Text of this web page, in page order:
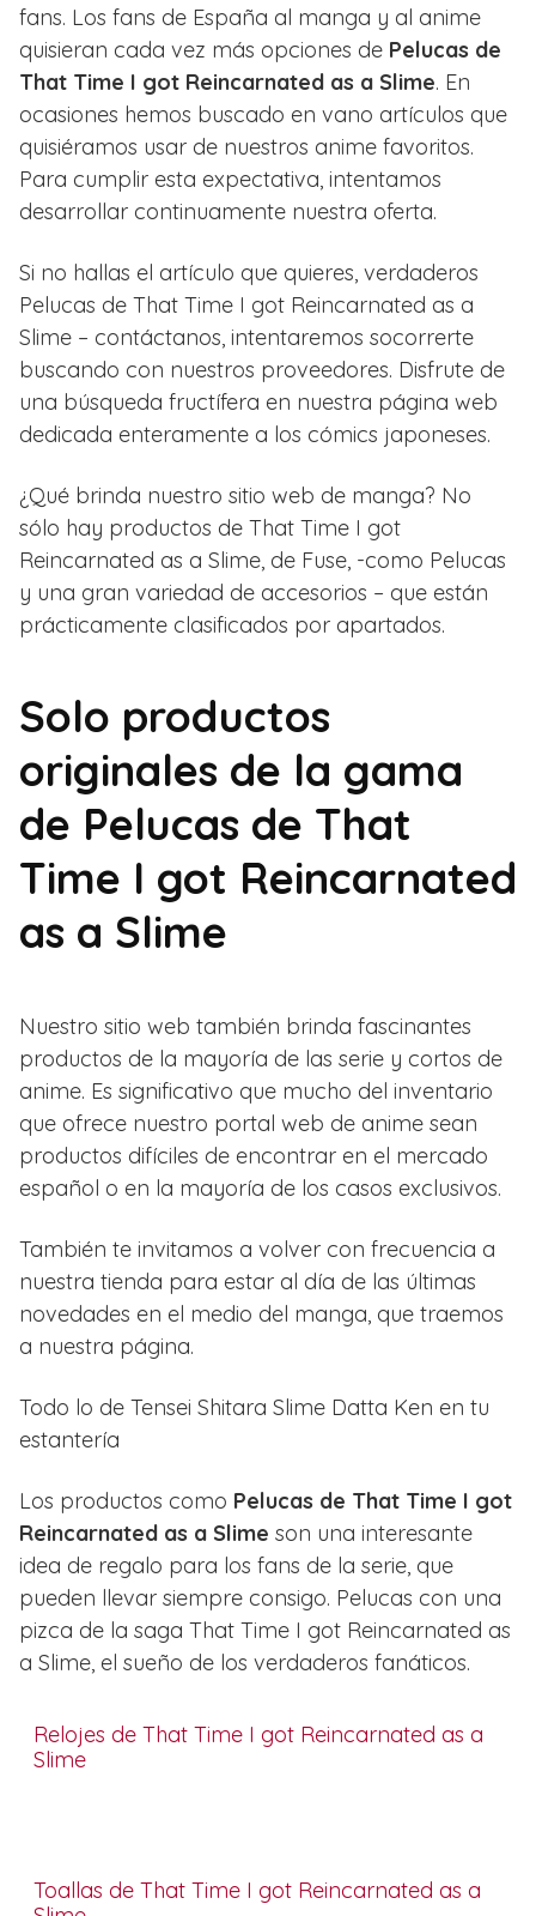
fans. Los fans de España al manga y al anime
quisieran cada vez más opciones de Pelucas de
That Time I got Reincarnated as a Slime. En
ocasiones hemos buscado en vano artículos que
quisiéramos usar de nuestros anime favoritos.
Para cumplir esta expectativa, intentamos
desarrollar continuamente nuestra oferta.
Si no hallas el artículo que quieres, verdaderos
Pelucas de That Time I got Reincarnated as a
Slime – contáctanos, intentaremos socorrerte
buscando con nuestros proveedores. Disfrute de
una búsqueda fructífera en nuestra página web
dedicada enteramente a los cómics japoneses.
¿Qué brinda nuestro sitio web de manga? No
sólo hay productos de That Time I got
Reincarnated as a Slime, de Fuse, -como Pelucas
y una gran variedad de accesorios – que están
prácticamente clasificados por apartados.
Solo productos
originales de la gama
de Pelucas de That
Time I got Reincarnated
as a Slime
Nuestro sitio web también brinda fascinantes
productos de la mayoría de las serie y cortos de
anime. Es significativo que mucho del inventario
que ofrece nuestro portal web de anime sean
productos difíciles de encontrar en el mercado
español o en la mayoría de los casos exclusivos.
También te invitamos a volver con frecuencia a
nuestra tienda para estar al día de las últimas
novedades en el medio del manga, que traemos
a nuestra página.
Todo lo de Tensei Shitara Slime Datta Ken en tu
estantería
Los productos como Pelucas de That Time I got
Reincarnated as a Slime son una interesante
idea de regalo para los fans de la serie, que
pueden llevar siempre consigo. Pelucas con una
pizca de la saga That Time I got Reincarnated as
a Slime, el sueño de los verdaderos fanáticos.
Relojes de That Time I got Reincarnated as a
Slime
Toallas de That Time I got Reincarnated as a